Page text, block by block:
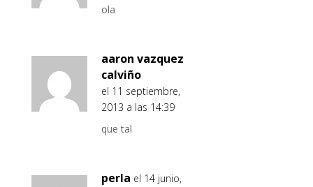
ola
aaron vazquez
calviño
el 11 septiembre,
2013 a las 14:39
que tal
perla el 14 junio,